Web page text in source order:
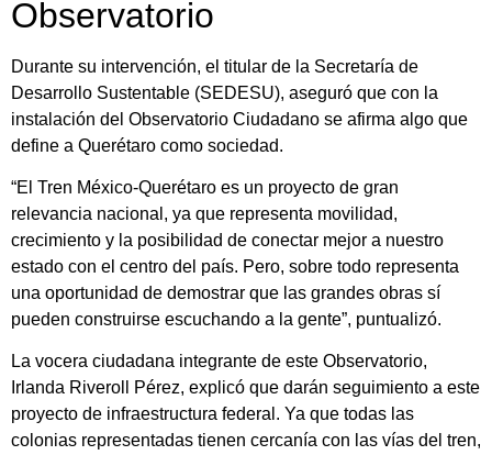
Observatorio
Durante su intervención, el titular de la Secretaría de
Desarrollo Sustentable (SEDESU), aseguró que con la
instalación del Observatorio Ciudadano se afirma algo que
define a Querétaro como sociedad.
“El Tren México-Querétaro es un proyecto de gran
relevancia nacional, ya que representa movilidad,
crecimiento y la posibilidad de conectar mejor a nuestro
estado con el centro del país. Pero, sobre todo representa
una oportunidad de demostrar que las grandes obras sí
pueden construirse escuchando a la gente”, puntualizó.
La vocera ciudadana integrante de este Observatorio,
Irlanda Riveroll Pérez, explicó que darán seguimiento a este
proyecto de infraestructura federal. Ya que todas las
colonias representadas tienen cercanía con las vías del tren,